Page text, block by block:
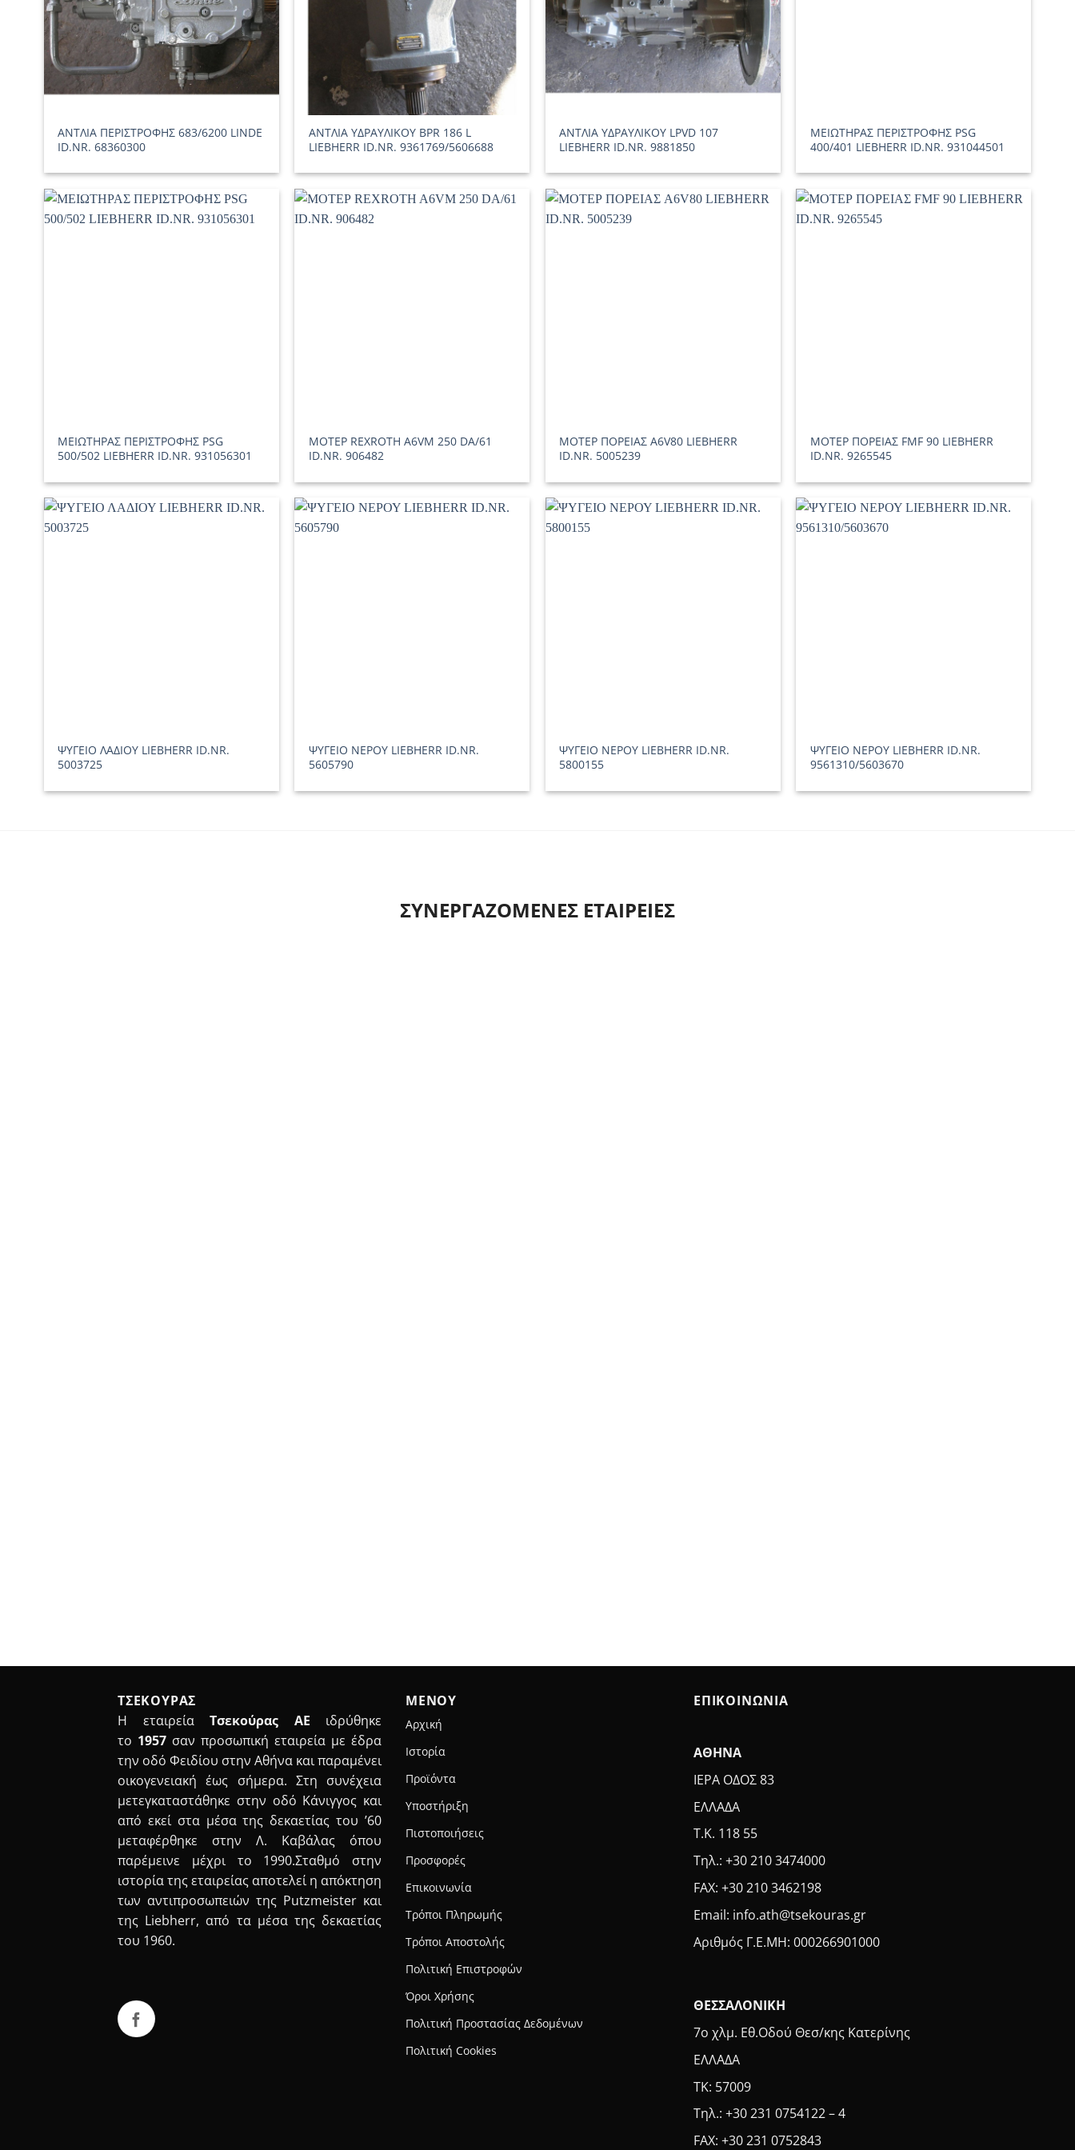
ΑΝΤΛΙΑ ΠΕΡΙΣΤΡΟΦΗΣ 683/6200 LINDE
ID.NR. 68360300
ΑΝΤΛΙΑ ΥΔΡΑΥΛΙΚΟΥ BPR 186 L
LIEBHERR ID.NR. 9361769/5606688
ΑΝΤΛΙΑ ΥΔΡΑΥΛΙΚΟΥ LPVD 107
LIEBHERR ID.NR. 9881850
ΜΕΙΩΤΗΡΑΣ ΠΕΡΙΣΤΡΟΦΗΣ PSG
400/401 LIEBHERR ID.NR. 931044501
ΜΕΙΩΤΗΡΑΣ ΠΕΡΙΣΤΡΟΦΗΣ PSG
500/502 LIEBHERR ID.NR. 931056301
ΜΟΤΕΡ REXROTH A6VM 250 DA/61
ID.NR. 906482
ΜΟΤΕΡ ΠΟΡΕΙΑΣ A6V80 LIEBHERR
ID.NR. 5005239
ΜΟΤΕΡ ΠΟΡΕΙΑΣ FMF 90 LIEBHERR
ID.NR. 9265545
ΨΥΓΕΙΟ ΛΑΔΙΟΥ LIEBHERR ID.NR.
5003725
ΨΥΓΕΙΟ ΝΕΡΟΥ LIEBHERR ID.NR.
5605790
ΨΥΓΕΙΟ ΝΕΡΟΥ LIEBHERR ID.NR.
5800155
ΨΥΓΕΙΟ ΝΕΡΟΥ LIEBHERR ID.NR.
9561310/5603670
ΣΥΝΕΡΓΑΖΟΜΕΝΕΣ ΕΤΑΙΡΕΙΕΣ
ΤΣΕΚΟΥΡΑΣ
Η εταιρεία Τσεκούρας ΑΕ ιδρύθηκε
το 1957 σαν προσωπική εταιρεία με έδρα
την οδό Φειδίου στην Αθήνα και παραμένει
οικογενειακή έως σήμερα. Στη συνέχεια
μετεγκαταστάθηκε στην οδό Κάνιγγος και
από εκεί στα μέσα της δεκαετίας του ’60
μεταφέρθηκε στην Λ. Καβάλας όπου
παρέμεινε μέχρι το 1990.Σταθμό στην
ιστορία της εταιρείας αποτελεί η απόκτηση
των αντιπροσωπειών της Putzmeister και
της Liebherr, από τα μέσα της δεκαετίας
του 1960.
ΜΕΝΟΥ
Αρχική
Ιστορία
Προϊόντα
Υποστήριξη
Πιστοποιήσεις
Προσφορές
Επικοινωνία
Τρόποι Πληρωμής
Τρόποι Αποστολής
Πολιτική Επιστροφών
Όροι Χρήσης
Πολιτική Προστασίας Δεδομένων
Πολιτική Cookies
ΕΠΙΚΟΙΝΩΝΙΑ
ΑΘΗΝΑ
ΙΕΡΑ ΟΔΟΣ 83
ΕΛΛΑΔΑ
Τ.Κ. 118 55
Τηλ.: +30 210 3474000
FAX: +30 210 3462198
Email: info.ath@tsekouras.gr
Αριθμός Γ.Ε.MH: 000266901000
ΘΕΣΣΑΛΟΝΙΚΗ
7ο χλμ. Εθ.Οδού Θεσ/κης Κατερίνης
ΕΛΛΑΔΑ
ΤΚ: 57009
Τηλ.: +30 231 0754122 – 4
FAX: +30 231 0752843